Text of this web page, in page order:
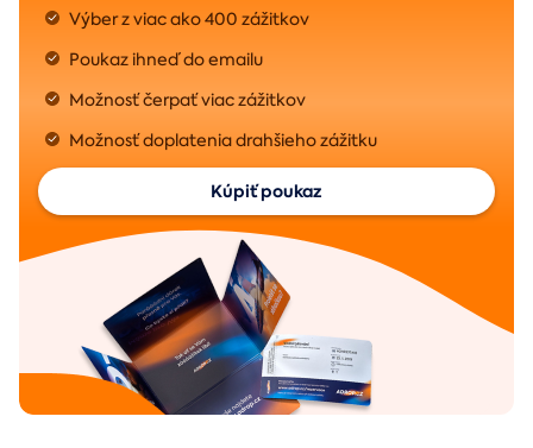
Výber z viac ako 400 zážitkov
Poukaz ihneď do emailu
Možnosť čerpať viac zážitkov
Možnosť doplatenia drahšieho zážitku
Kúpiť poukaz